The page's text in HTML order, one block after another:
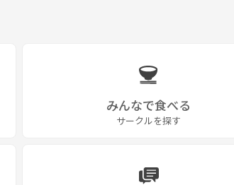
みんなで食べる
サークルを探す